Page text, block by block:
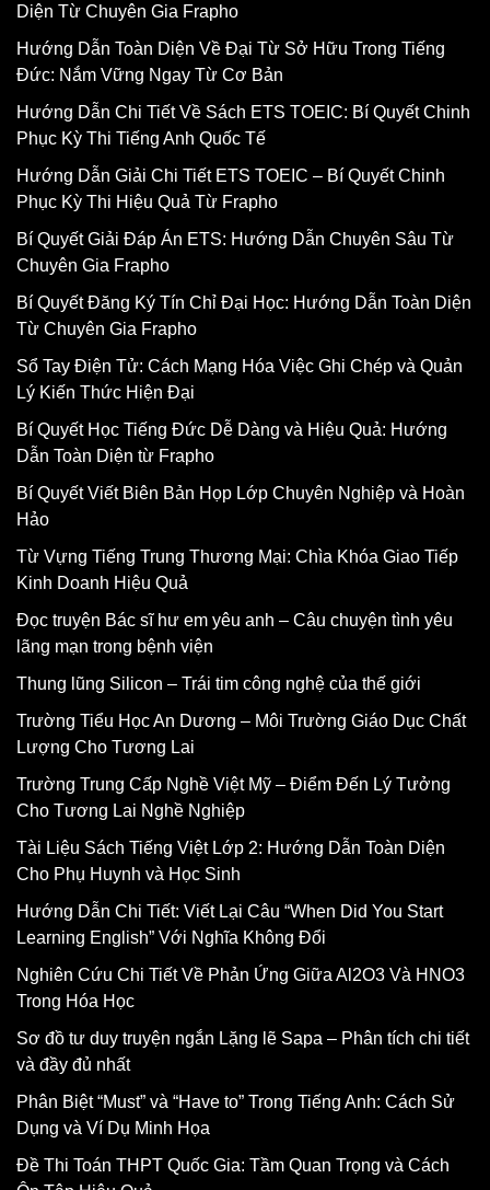
Diện Từ Chuyên Gia Frapho
Hướng Dẫn Toàn Diện Về Đại Từ Sở Hữu Trong Tiếng
Đức: Nắm Vững Ngay Từ Cơ Bản
Hướng Dẫn Chi Tiết Về Sách ETS TOEIC: Bí Quyết Chinh
Phục Kỳ Thi Tiếng Anh Quốc Tế
Hướng Dẫn Giải Chi Tiết ETS TOEIC – Bí Quyết Chinh
Phục Kỳ Thi Hiệu Quả Từ Frapho
Bí Quyết Giải Đáp Án ETS: Hướng Dẫn Chuyên Sâu Từ
Chuyên Gia Frapho
Bí Quyết Đăng Ký Tín Chỉ Đại Học: Hướng Dẫn Toàn Diện
Từ Chuyên Gia Frapho
Sổ Tay Điện Tử: Cách Mạng Hóa Việc Ghi Chép và Quản
Lý Kiến Thức Hiện Đại
Bí Quyết Học Tiếng Đức Dễ Dàng và Hiệu Quả: Hướng
Dẫn Toàn Diện từ Frapho
Bí Quyết Viết Biên Bản Họp Lớp Chuyên Nghiệp và Hoàn
Hảo
Từ Vựng Tiếng Trung Thương Mại: Chìa Khóa Giao Tiếp
Kinh Doanh Hiệu Quả
Đọc truyện Bác sĩ hư em yêu anh – Câu chuyện tình yêu
lãng mạn trong bệnh viện
Thung lũng Silicon – Trái tim công nghệ của thế giới
Trường Tiểu Học An Dương – Môi Trường Giáo Dục Chất
Lượng Cho Tương Lai
Trường Trung Cấp Nghề Việt Mỹ – Điểm Đến Lý Tưởng
Cho Tương Lai Nghề Nghiệp
Tài Liệu Sách Tiếng Việt Lớp 2: Hướng Dẫn Toàn Diện
Cho Phụ Huynh và Học Sinh
Hướng Dẫn Chi Tiết: Viết Lại Câu “When Did You Start
Learning English” Với Nghĩa Không Đổi
Nghiên Cứu Chi Tiết Về Phản Ứng Giữa Al2O3 Và HNO3
Trong Hóa Học
Sơ đồ tư duy truyện ngắn Lặng lẽ Sapa – Phân tích chi tiết
và đầy đủ nhất
Phân Biệt “Must” và “Have to” Trong Tiếng Anh: Cách Sử
Dụng và Ví Dụ Minh Họa
Đề Thi Toán THPT Quốc Gia: Tầm Quan Trọng và Cách